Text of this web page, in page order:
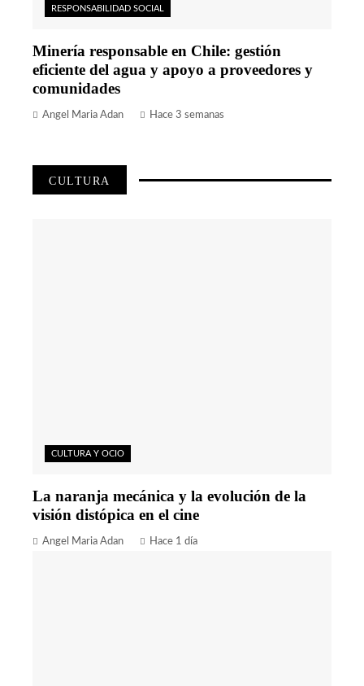
RESPONSABILIDAD SOCIAL
Minería responsable en Chile: gestión
eficiente del agua y apoyo a proveedores y
comunidades
Angel Maria Adan Hace 3 semanas
CULTURA
CULTURA Y OCIO
La naranja mecánica y la evolución de la
visión distópica en el cine
Angel Maria Adan Hace 1 día